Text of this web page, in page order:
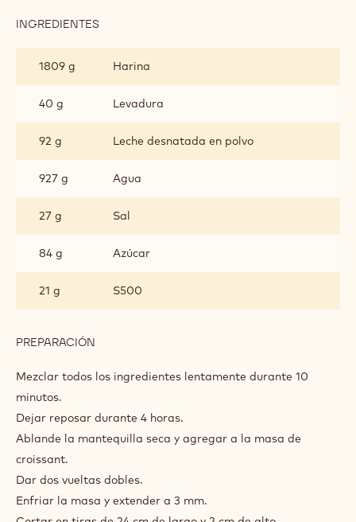
INGREDIENTES
1809 g
Harina
40 g Levadura
92 g Leche desnatada en polvo
927 g Agua
27 g Sal
84 g Azúcar
21 g S500
PREPARACIÓN
Mezclar todos los ingredientes lentamente durante 10
minutos.
Dejar reposar durante 4 horas.
Ablande la mantequilla seca y agregar a la masa de
croissant.
Dar dos vueltas dobles.
Enfriar la masa y extender a 3 mm.